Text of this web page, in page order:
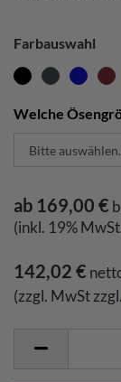
Farbauswahl
Welche
ab 169,00 €
(inkl. 19%
142,02 €
(zzgl. MwSt zzgl.